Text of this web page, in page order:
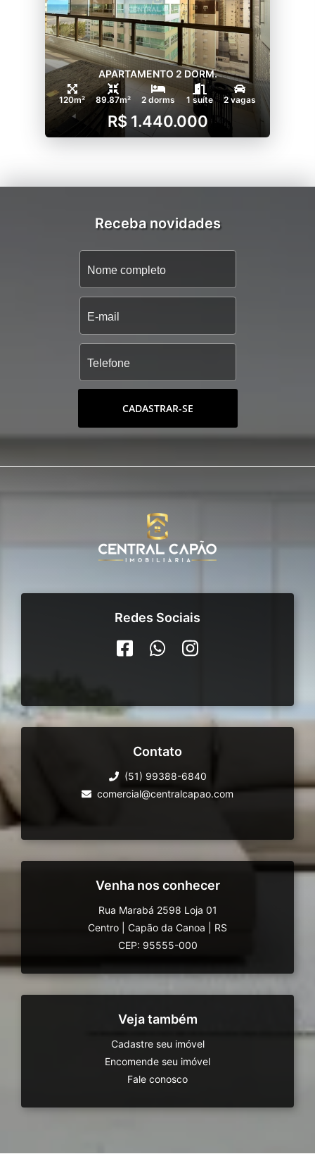
APARTAMENTO 2 DORM.
120m² 89.87m² 2 dorms 1 suíte 2 vagas
R$ 1.440.000
Receba novidades
CADASTRAR-SE
Redes Sociais
Contato
(51) 99388-6840
comercial@centralcapao.com
Venha nos conhecer
Rua Marabá 2598 Loja 01
Centro
Capão da Canoa
RS
CEP: 95555-000
Veja também
Cadastre seu imóvel
Encomende seu imóvel
Fale conosco